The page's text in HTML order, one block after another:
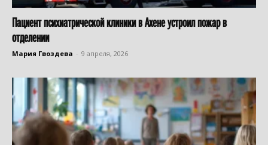
Пациент психиатрической клиники в Ахене устроил пожар в
отделении
Мария Гвоздева 9 апреля, 2026